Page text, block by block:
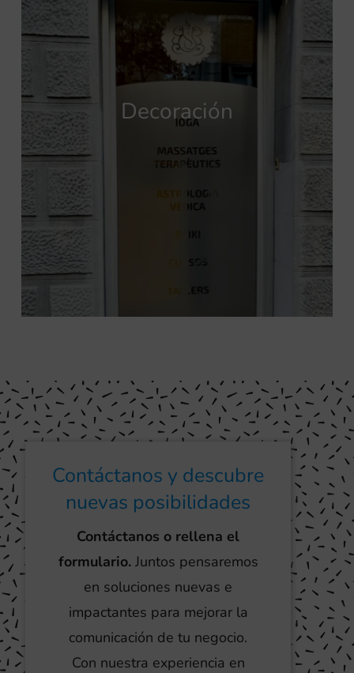
Decoración
Contáctanos y descubre
nuevas posibilidades
Contáctanos o rellena el
formulario.Juntos pensaremos
en soluciones nuevas e
impactantes para mejorar la
comunicación de tu negocio.
Con nuestra experiencia en